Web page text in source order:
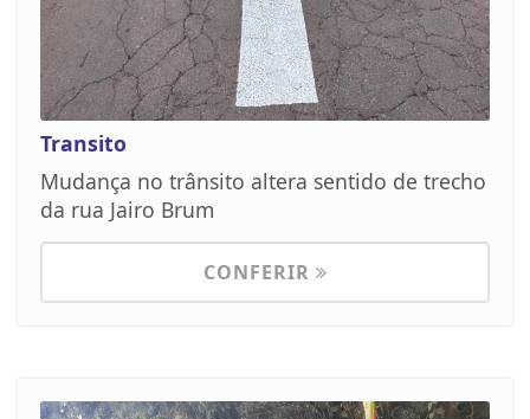
Transito
Mudança no trânsito altera sentido de trecho
da rua Jairo Brum
CONFERIR